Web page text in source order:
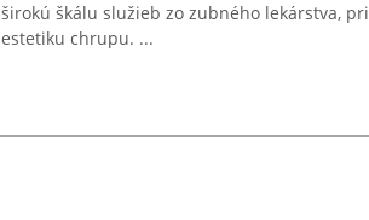
širokú škálu služieb zo zubného lekárstva,
estetiku chrupu. ...